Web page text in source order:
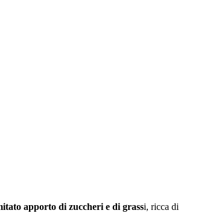
apporto di zuccheri e di grassi, ricca di